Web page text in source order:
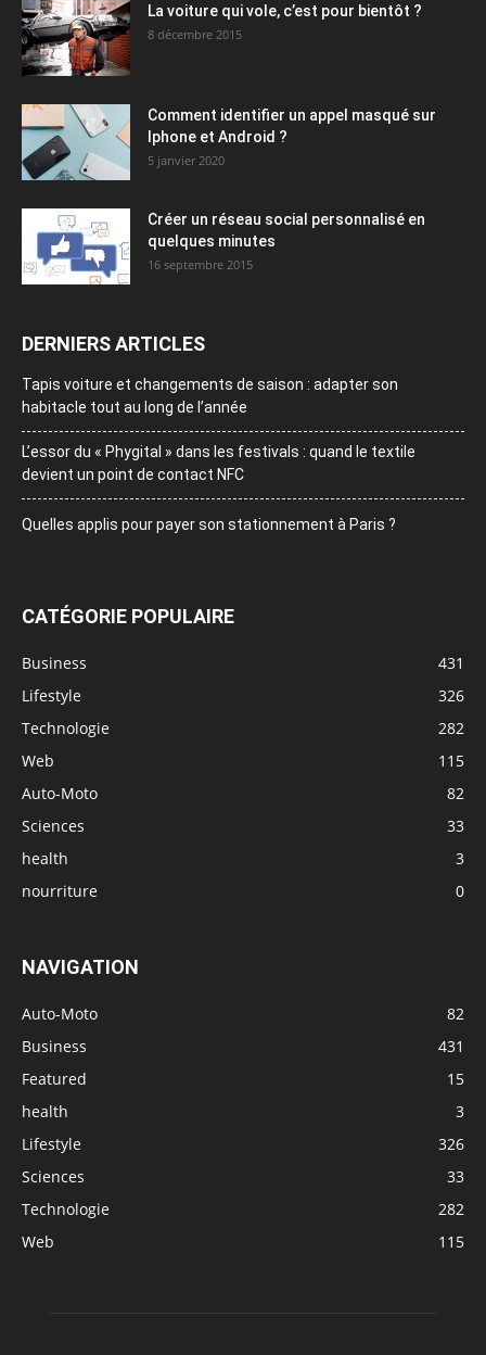
La voiture qui vole, c’est pour bientôt ?
8 décembre 2015
Comment identifier un appel masqué sur
Iphone et Android ?
5 janvier 2020
Créer un réseau social personnalisé en
quelques minutes
16 septembre 2015
DERNIERS ARTICLES
Tapis voiture et changements de saison : adapter son
habitacle tout au long de l’année
L’essor du « Phygital » dans les festivals : quand le textile
devient un point de contact NFC
Quelles applis pour payer son stationnement à Paris ?
CATÉGORIE POPULAIRE
Business
431
Lifestyle
326
Technologie
282
Web
115
Auto-Moto
82
Sciences
33
health
3
nourriture
0
NAVIGATION
Auto-Moto
82
Business
431
Featured
15
health
3
Lifestyle
326
Sciences
33
Technologie
282
Web
115